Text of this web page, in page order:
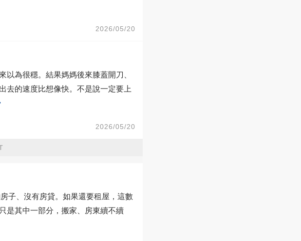
2026/05/20
以為很穩。結果媽媽後來膝蓋開刀、
去的速度比想像快。不是說一定要上
2026/05/20
子、沒有房貸。如果還要租屋，這數
是其中一部分，搬家、房東續不續